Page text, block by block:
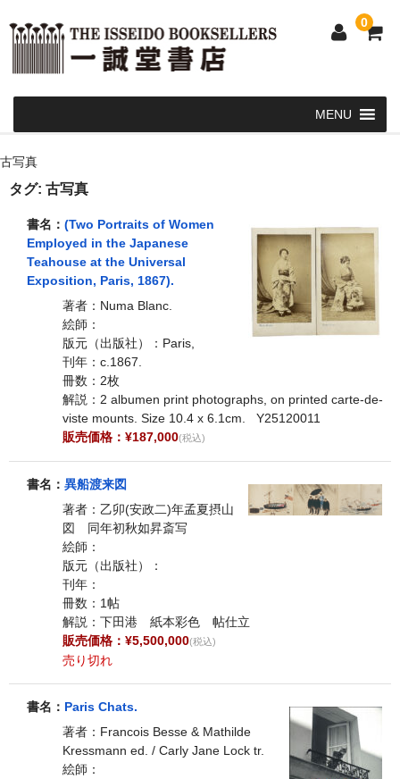
0
和 書
洋 書
和本・浮世絵・古地図
発送・支払い方法
お問い合せ
古写真
タグ: 古写真
書名： (Two Portraits of Women
Employed in the Japanese
Teahouse at the Universal
Exposition, Paris, 1867).
著者：Numa Blanc.
絵師：
版元（出版社）：Paris,
刊年：c.1867.
冊数：2枚
解説：2 albumen print photographs, on printed carte-de-
viste mounts. Size 10.4 x 6.1cm. Y25120011
販売価格：¥187,000(税込)
書名： 異船渡来図
著者：乙卯(安政二)年孟夏摂山
図 同年初秋如昇斎写
絵師：
版元（出版社）：
刊年：
冊数：1帖
解説：下田港 紙本彩色 帖仕立
販売価格：¥5,500,000(税込)
売り切れ
書名： Paris Chats.
著者：Francois Besse & Mathilde
Kressmann ed. / Carly Jane Lock tr.
絵師：